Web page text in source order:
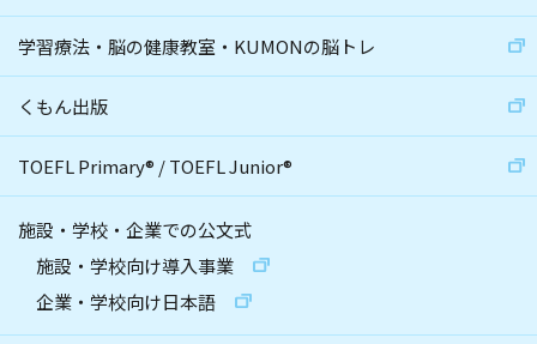
学習療法・脳の健康教室・KUMONの脳トレ
くもん出版
TOEFL Primary® /TOEFL Junior®
施設・学校・企業での公文式
施設・学校向け導入事業
企業・学校向け日本語